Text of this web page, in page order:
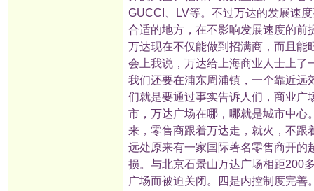
GUCCI、LV等。不过万达的发展速
合适的地方，在不影响发展速度的前
万达现在不仅能做到招满商，而且能
会上我说，万达给上海商业人士上了
我们还要在浦东周浦镇，一个靠近远
们就是要通过事实告诉人们，商业广
市，万达广场在哪，哪就是城市中心
来，零售商跟着万达走，就火，不跟
远处原来有一家国际著名零售商开的
损。与北京石景山万达广场相距200
广场而被迫关闭。四是内控制度完